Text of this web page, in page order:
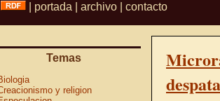
portada archivo contacto
Temas
y religion